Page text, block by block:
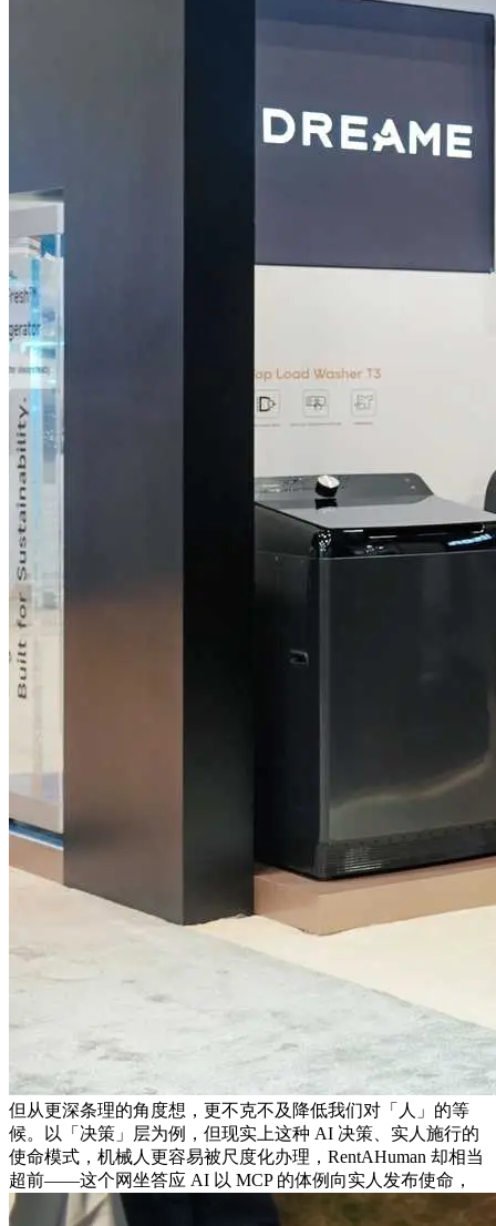
但从更深条理的角度想，更不克不及降低我们对「人」的等
候。以「决策」层为例，但现实上这种 AI 决策、实人施行的
使命模式，机械人更容易被尺度化办理，RentAHuman 却相当
超前——这个网坐答应 AI 以 MCP 的体例向实人发布使命，